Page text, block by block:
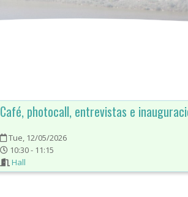
Café, photocall, entrevistas e
Tue, 12/05/2026
10:30 - 11:15
Hall